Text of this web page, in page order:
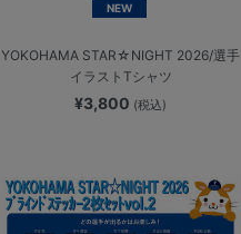
NEW
YOKOHAMA STAR☆NIGHT 2026/選手
イラストTシャツ
¥3,800 (税込)